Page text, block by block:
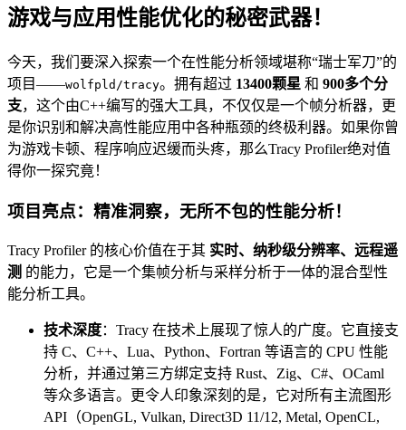
游戏与应用性能优化的秘密武器！
今天，我们要深入探索一个在性能分析领域堪称“瑞士军刀”的
项目——wolfpld/tracy。拥有超过 13400颗星 和 900多个分
支，这个由C++编写的强大工具，不仅仅是一个帧分析器，更
是你识别和解决高性能应用中各种瓶颈的终极利器。如果你曾
为游戏卡顿、程序响应迟缓而头疼，那么Tracy Profiler绝对值
得你一探究竟！
项目亮点：精准洞察，无所不包的性能分析！
Tracy Profiler 的核心价值在于其 实时、纳秒级分辨率、远程遥
测 的能力，它是一个集帧分析与采样分析于一体的混合型性
能分析工具。
技术深度：Tracy 在技术上展现了惊人的广度。它直接支
持 C、C++、Lua、Python、Fortran 等语言的 CPU 性能
分析，并通过第三方绑定支持 Rust、Zig、C#、OCaml
等众多语言。更令人印象深刻的是，它对所有主流图形
API（OpenGL, Vulkan, Direct3D 11/12, Metal, OpenCL,